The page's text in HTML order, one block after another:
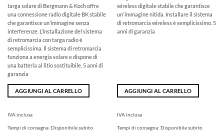
298,00
€
249,00
€.
targa solare di Bergmann & Koch offre
una connessione radio digitale BK stabile
che garantisce un’immagine senza
interferenze. L’installazione del sistema
di retromarcia con targa radio è
semplicissima. Il sistema di retromarcia
funziona a energia solare e dispone di
una batteria al litio sostituibile. 5 anni di
garanzia
AGGIUNGI AL CARRELLO
IVA inclusa
Tempi di consegna: Disponibile subito
399,00
€
289,00
€.
wireless digitale stabile che garantisce
un'immagine nitida. Installare il sistema
di retromarcia wireless è semplicissimo. 5
anni di garanzia
AGGIUNGI AL CARRELLO
IVA inclusa
Tempi di consegna: Disponibile subito